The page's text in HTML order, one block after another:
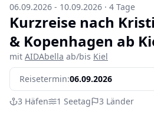
06.09.2026 - 10.09.2026 · 4 Tage
Kurzreise nach
& Kopenhagen ab
mit AIDAbella ab/bis Kiel
Reisetermin:06.09.2026
3 Häfen 1 Seetag 3 Länder